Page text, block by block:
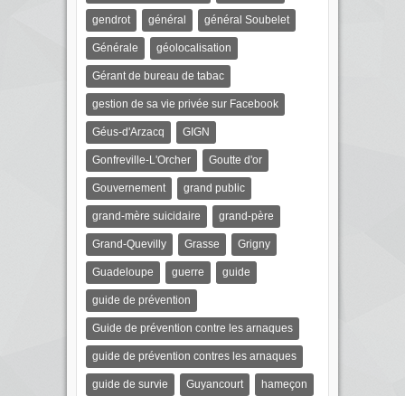
gendrot général général Soubelet
Générale géolocalisation
Gérant de bureau de tabac
gestion de sa vie privée sur Facebook
Géus-d'Arzacq GIGN
Gonfreville-L'Orcher Goutte d'or
Gouvernement grand public
grand-mère suicidaire grand-père
Grand-Quevilly Grasse Grigny
Guadeloupe guerre guide
guide de prévention
Guide de prévention contre les arnaques
guide de prévention contres les arnaques
guide de survie Guyancourt hameçon